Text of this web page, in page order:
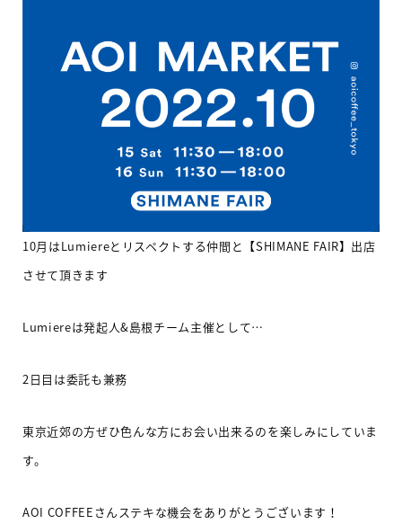
10月はLumiereとリスペクトする仲間と【SHIMANE FAIR】出店
させて頂きます
Lumiereは発起人&島根チーム主催として…
2日目は委託も兼務
東京近郊の方ぜひ色んな方にお会い出来るのを楽しみにしていま
す。
AOI COFFEE さんステキな機会をありがとうございます！